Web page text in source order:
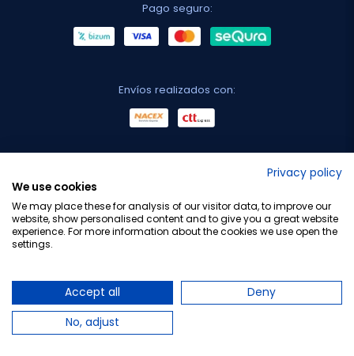
Pago seguro:
Envíos realizados con:
Privacy policy
We use cookies
We may place these for analysis of our visitor data, to improve our
website, show personalised content and to give you a great website
experience. For more information about the cookies we use open the
settings.
Accept all
Deny
No, adjust